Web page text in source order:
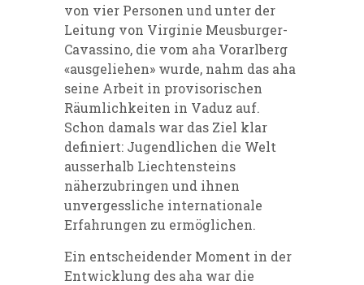
von vier Personen und unter der
Leitung von Virginie Meusburger-
Cavassino, die vom aha Vorarlberg
«ausgeliehen» wurde, nahm das aha
seine Arbeit in provisorischen
Räumlichkeiten in Vaduz auf.
Schon damals war das Ziel klar
definiert: Jugendlichen die Welt
ausserhalb Liechtensteins
näherzubringen und ihnen
unvergessliche internationale
Erfahrungen zu ermöglichen.
Ein entscheidender Moment in der
Entwicklung des aha war die